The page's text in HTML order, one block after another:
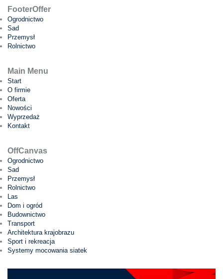
FooterOffer
Ogrodnictwo
Sad
Przemysł
Rolnictwo
Main Menu
Start
O firmie
Oferta
Nowości
Wyprzedaż
Kontakt
OffCanvas
Ogrodnictwo
Sad
Przemysł
Rolnictwo
Las
Dom i ogród
Budownictwo
Transport
Architektura krajobrazu
Sport i rekreacja
Systemy mocowania siatek